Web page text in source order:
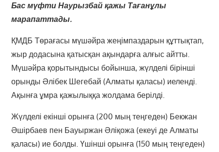
Бас мүфти Наурызбай қажы Тағанұлы
марапаттады.
ҚМДБ Төрағасы мүшәйра жеңімпаздарын құттықтап,
жыр додасына қатысқан ақындарға алғыс айтты.
Мүшәйра қорытындысы бойынша, жүлделі бірінші
орынды Әлібек Шегебай (Алматы қаласы) иеленді.
Ақынға ұмра қажылыққа жолдама берілді.
Жүлделі екінші орынға (200 мың теңгеден) Бекжан
Әшірбаев пен Бауыржан Әліқожа (екеуі де Алматы
қаласы) ие болды. Үшінші орынға (150 мың теңгеден)